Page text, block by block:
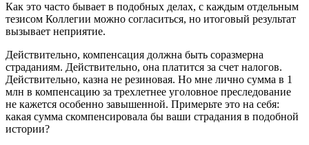
Как это часто бывает в подобных делах, с каждым отдельным
тезисом Коллегии можно согласиться, но итоговый результат
вызывает неприятие.
Действительно, компенсация должна быть соразмерна
страданиям. Действительно, она платится за счет налогов.
Действительно, казна не резиновая. Но мне лично сумма в 1
млн в компенсацию за трехлетнее уголовное преследование
не кажется особенно завышенной. Примерьте это на себя:
какая сумма скомпенсировала бы ваши страдания в подобной
истории?